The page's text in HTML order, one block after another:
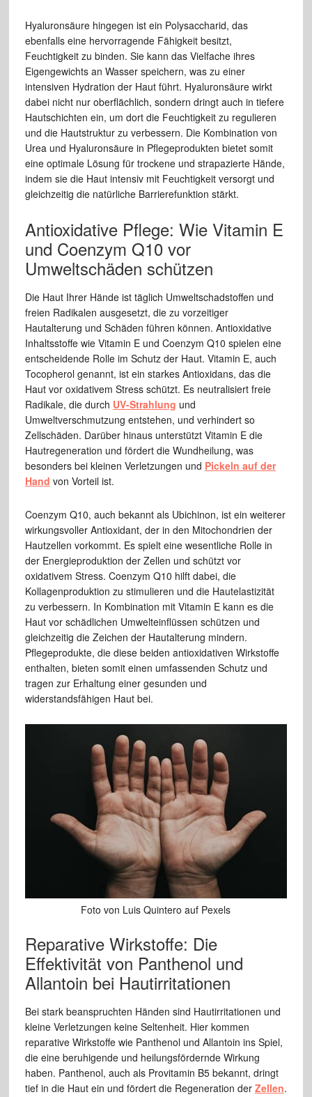
Hyaluronsäure hingegen ist ein Polysaccharid, das
ebenfalls eine hervorragende Fähigkeit besitzt,
Feuchtigkeit zu binden. Sie kann das Vielfache ihres
Eigengewichts an Wasser speichern, was zu einer
intensiven Hydration der Haut führt. Hyaluronsäure wirkt
dabei nicht nur oberflächlich, sondern dringt auch in tiefere
Hautschichten ein, um dort die Feuchtigkeit zu regulieren
und die Hautstruktur zu verbessern. Die Kombination von
Urea und Hyaluronsäure in Pflegeprodukten bietet somit
eine optimale Lösung für trockene und strapazierte Hände,
indem sie die Haut intensiv mit Feuchtigkeit versorgt und
gleichzeitig die natürliche Barrierefunktion stärkt.
Antioxidative Pflege: Wie Vitamin E
und Coenzym Q10 vor
Umweltschäden schützen
Die Haut Ihrer Hände ist täglich Umweltschadstoffen und
freien Radikalen ausgesetzt, die zu vorzeitiger
Hautalterung und Schäden führen können. Antioxidative
Inhaltsstoffe wie Vitamin E und Coenzym Q10 spielen eine
entscheidende Rolle im Schutz der Haut. Vitamin E, auch
Tocopherol genannt, ist ein starkes Antioxidans, das die
Haut vor oxidativem Stress schützt. Es neutralisiert freie
Radikale, die durch UV-Strahlung und
Umweltverschmutzung entstehen, und verhindert so
Zellschäden. Darüber hinaus unterstützt Vitamin E die
Hautregeneration und fördert die Wundheilung, was
besonders bei kleinen Verletzungen und Pickeln auf der
Hand von Vorteil ist.
Coenzym Q10, auch bekannt als Ubichinon, ist ein weiterer
wirkungsvoller Antioxidant, der in den Mitochondrien der
Hautzellen vorkommt. Es spielt eine wesentliche Rolle in
der Energieproduktion der Zellen und schützt vor
oxidativem Stress. Coenzym Q10 hilft dabei, die
Kollagenproduktion zu stimulieren und die Hautelastizität
zu verbessern. In Kombination mit Vitamin E kann es die
Haut vor schädlichen Umwelteinflüssen schützen und
gleichzeitig die Zeichen der Hautalterung mindern.
Pflegeprodukte, die diese beiden antioxidativen Wirkstoffe
enthalten, bieten somit einen umfassenden Schutz und
tragen zur Erhaltung einer gesunden und
widerstandsfähigen Haut bei.
Foto von Luis Quintero auf Pexels
Reparative Wirkstoffe: Die
Effektivität von Panthenol und
Allantoin bei Hautirritationen
Bei stark beanspruchten Händen sind Hautirritationen und
kleine Verletzungen keine Seltenheit. Hier kommen
reparative Wirkstoffe wie Panthenol und Allantoin ins Spiel,
die eine beruhigende und heilungsfördernde Wirkung
haben. Panthenol, auch als Provitamin B5 bekannt, dringt
tief in die Haut ein und fördert die Regeneration der Zellen.